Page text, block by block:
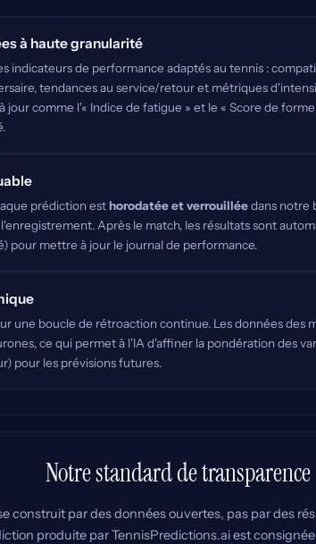
à haute granularité
indicateurs de performance adaptés au tennis :
tendances au service/retour et métriques
jour comme l'« Indice de fatigue » et le « Score de
prédiction esthorodatée et verrouilléedans notre
Après le match, les résultats sont
pour mettre à jour le journal de performance.
une boucle de rétroaction continue. Les données des
ce qui permet à l'IA d'affiner la pondération des
pour les prévisions futures.
Notre standard de transparence
construit par des données ouvertes, pas par des
produite par TennisPredictions.ai est